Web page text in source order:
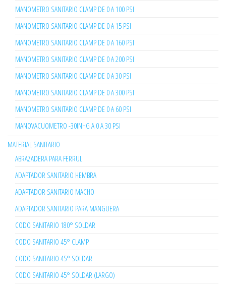
MANOMETRO SANITARIO CLAMP DE 0 A 100 PSI
MANOMETRO SANITARIO CLAMP DE 0 A 15 PSI
MANOMETRO SANITARIO CLAMP DE 0 A 160 PSI
MANOMETRO SANITARIO CLAMP DE 0 A 200 PSI
MANOMETRO SANITARIO CLAMP DE 0 A 30 PSI
MANOMETRO SANITARIO CLAMP DE 0 A 300 PSI
MANOMETRO SANITARIO CLAMP DE 0 A 60 PSI
MANOVACUOMETRO -30INHG A 0 A 30 PSI
MATERIAL SANITARIO
ABRAZADERA PARA FERRUL
ADAPTADOR SANITARIO HEMBRA
ADAPTADOR SANITARIO MACHO
ADAPTADOR SANITARIO PARA MANGUERA
CODO SANITARIO 180° SOLDAR
CODO SANITARIO 45° CLAMP
CODO SANITARIO 45° SOLDAR
CODO SANITARIO 45° SOLDAR (LARGO)